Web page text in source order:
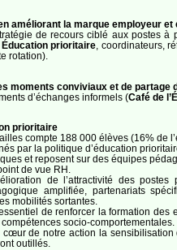
améliorant la marque employeur
de recours ciblé aux postes
Éducation prioritaire , coordinateurs,
rotation).
moments conviviaux et de partage
d’échanges informels (Café de
prioritaire
compte 188 000 élèves (16% de
par la politique d’éducation
et reposent sur des équipes
de vue RH.
de l’attractivité des
amplifiée, partenariats
mobilités sortantes.
de renforcer la formation des
socio-comportementales.
cœur de notre action la
outillés.